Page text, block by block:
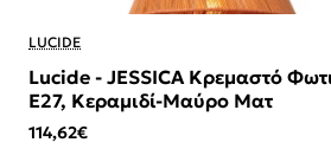
LUCIDE
Lucide - JESSICA Κρεμαστό Φωτιστικό
E27, Κεραμιδί-Μαύρο Ματ
114,62€